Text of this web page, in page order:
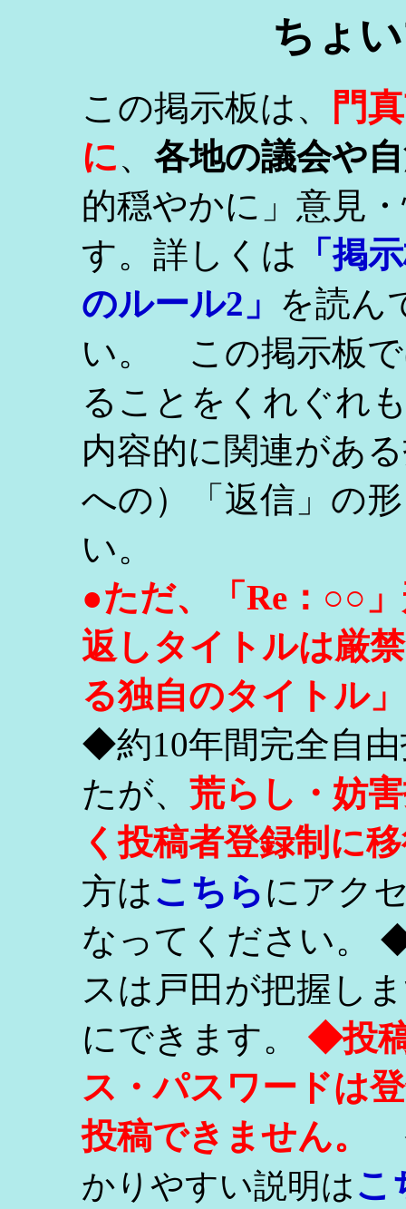
ちょ
この掲示板は、
門
に、 各地の議会や
的穏やかに」意見
す。詳しくは
「掲
のルール2」 を読ん
い。 この掲示板で
ることをくれぐれ
内容的に関連があ
への）「返信」の
い。
●ただ、「Re：○○
返しタイトルは厳
る独自のタイトル
◆約10年間完全自
たが、 荒らし・妨
く投稿者登録制に
方はこちらにアク
なってください。
スは戸田が把握し
にできます。 ◆投
ス・パスワードは
投稿できません。
かりやすい説明はこ